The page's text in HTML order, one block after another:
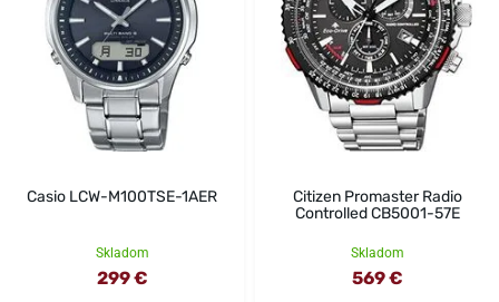
Casio LCW-M100TSE-1AER
Skladom
299 €
Citizen Promaster Radio
Controlled CB5001-57E
Skladom
569 €